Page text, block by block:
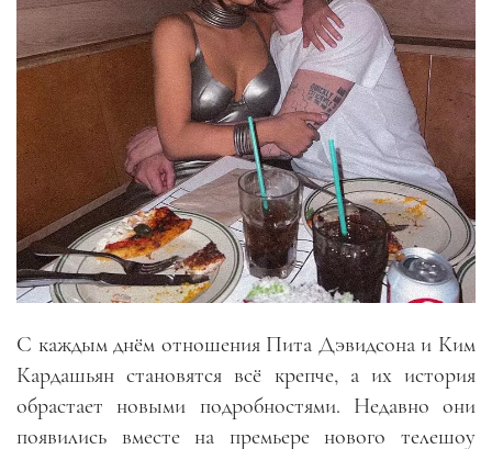
С каждым днём отношения Пита Дэвидсона и Ким
Кардашьян становятся всё крепче, а их история
обрастает новыми подробностями. Недавно они
появились вместе на премьере нового телешоу